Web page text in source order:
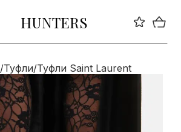
HUNTERS
/Туфли/Туфли Saint Laurent